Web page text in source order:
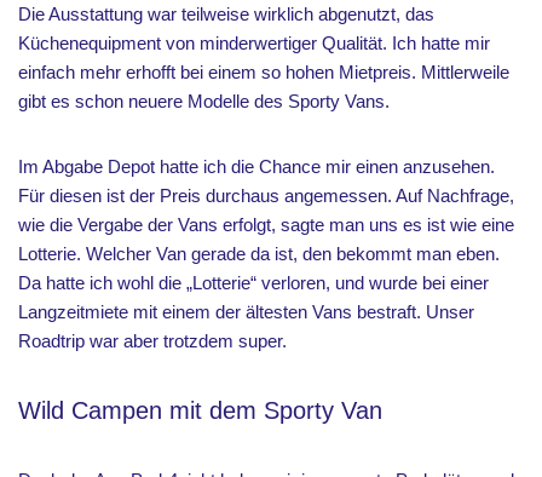
Die Ausstattung war teilweise wirklich abgenutzt, das
Küchenequipment von minderwertiger Qualität. Ich hatte mir
einfach mehr erhofft bei einem so hohen Mietpreis. Mittlerweile
gibt es schon neuere Modelle des Sporty Vans.
Im Abgabe Depot hatte ich die Chance mir einen anzusehen.
Für diesen ist der Preis durchaus angemessen. Auf Nachfrage,
wie die Vergabe der Vans erfolgt, sagte man uns es ist wie eine
Lotterie. Welcher Van gerade da ist, den bekommt man eben.
Da hatte ich wohl die „Lotterie“ verloren, und wurde bei einer
Langzeitmiete mit einem der ältesten Vans bestraft. Unser
Roadtrip war aber trotzdem super.
Wild Campen mit dem Sporty Van